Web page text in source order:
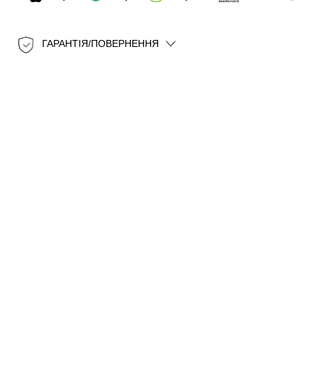
ГАРАНТІЯ/ПОВЕРНЕННЯ